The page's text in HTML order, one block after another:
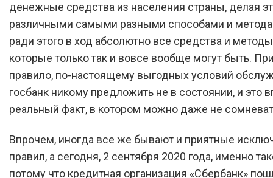
денежные средства из населения страны, делая
различными самыми разными способами и
ради этого в ход абсолютно все средства и
которые только так и вовсе вообще могут быть.
правило, по-настоящему выгодных условий
госбанк никому предложить не в состоянии, и это
реальный факт, в котором можно даже не
Впрочем, иногда все же бывают и приятные
правил, а сегодня, 2 сентября 2020 года, именно
потому что кредитная организация «Сбербанк»